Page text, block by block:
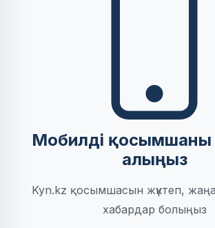
Мобилді қосымшаны
алыңыз
Kyn.kz қосымшасын жүктеп,
хабардар болыңыз